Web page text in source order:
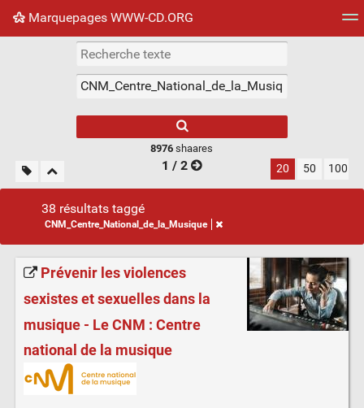
Marquepages WWW-CD.ORG
Nuage de tags Mur d'images
8976 shaares
1 / 2 20 50 100
38 résultats taggé
CNM_Centre_National_de_la_Musique
Prévenir les violences
sexistes et sexuelles dans la
musique - Le CNM : Centre
national de la musique